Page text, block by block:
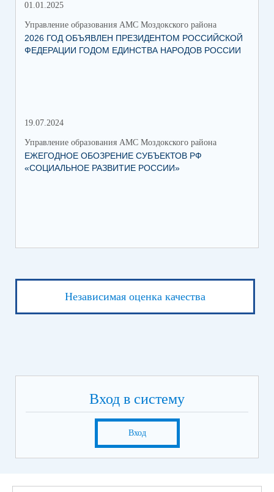
01.01.2025
Управление образования АМС Моздокского района
2026 ГОД ОБЪЯВЛЕН ПРЕЗИДЕНТОМ РОССИЙСКОЙ
ФЕДЕРАЦИИ ГОДОМ ЕДИНСТВА НАРОДОВ РОССИИ
19.07.2024
Управление образования АМС Моздокского района
ЕЖЕГОДНОЕ ОБОЗРЕНИЕ СУБЪЕКТОВ РФ
«СОЦИАЛЬНОЕ РАЗВИТИЕ РОССИИ»
Независимая оценка качества
Вход в систему
Вход